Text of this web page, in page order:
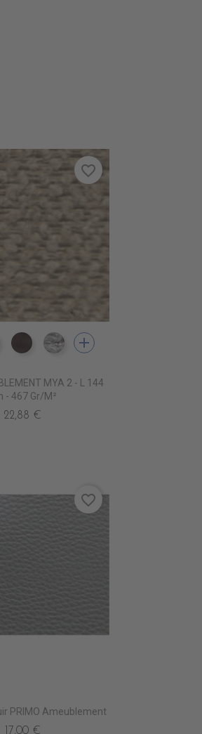
NATUREL
NOIR
ES3552 MARRON
ES3553 PERLE
add
MYA 2 - L 144
- 467 Gr/m²
22,88 €
favorite_border
ARGENT
PRIMO Ameublement
17,00 €
favorite_border